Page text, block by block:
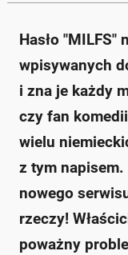
Hasło "MILFS"
wpisywanych
i zna je każdy
czy fan
wielu
z tym
nowego
rzeczy!
poważny